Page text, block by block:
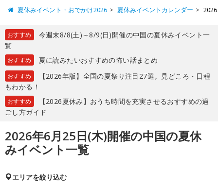
夏休みイベント・おでかけ2026 夏休みイベントカレンダー
おすすめ
今週末8/8(土)～8/9(日)開催の中国の夏休みイベント一
覧
おすすめ 夏に読みたいおすすめの怖い話まとめ
おすすめ
【2026年版】全国の夏祭り注目27選。見どころ・日程
もわかる！
おすすめ
【2026夏休み】おうち時間を充実させるおすすめの過
ごし方ガイド
2026年6月25日(木)開催の中国の夏休
みイベント一覧
エリアを絞り込む